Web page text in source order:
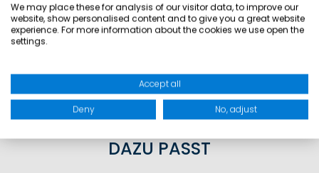
GRÖSSEN
PRODUKTSICHERHEIT
DAZU PASST
We may place these for analysis of our visitor data, to improve our
website, show personalised content and to give you a great website
experience. For more information about the cookies we use open the
settings.
Accept all
Deny No, adjust